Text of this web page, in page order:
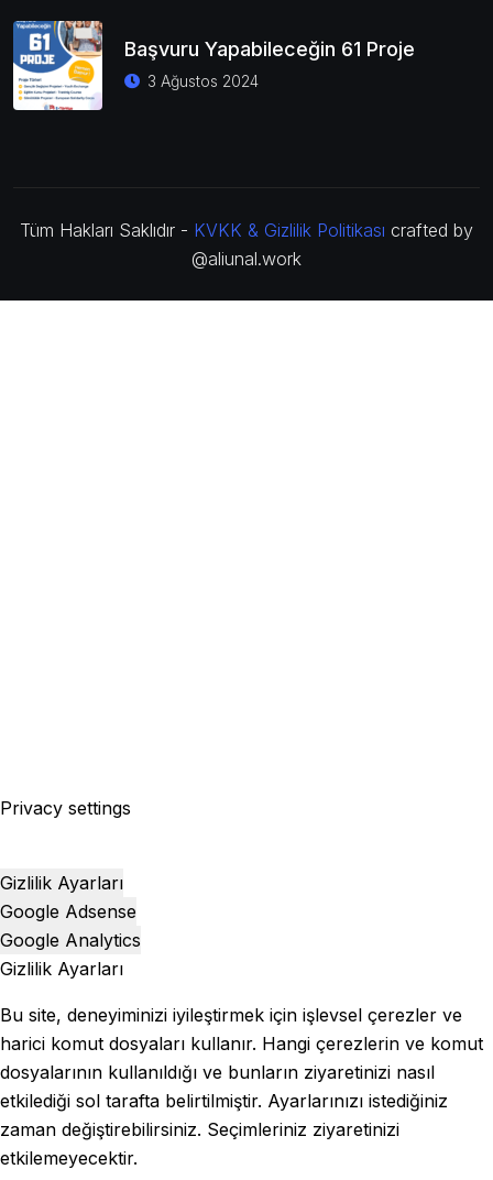
Başvuru Yapabileceğin 61 Proje
3 Ağustos 2024
Tüm Hakları Saklıdır - KVKK & Gizlilik Politikası crafted by
@aliunal.work
Privacy settings
Gizlilik Ayarları
Google Adsense
Google Analytics
Gizlilik Ayarları
Bu site, deneyiminizi iyileştirmek için işlevsel çerezler ve
harici komut dosyaları kullanır. Hangi çerezlerin ve komut
dosyalarının kullanıldığı ve bunların ziyaretinizi nasıl
etkilediği sol tarafta belirtilmiştir. Ayarlarınızı istediğiniz
zaman değiştirebilirsiniz. Seçimleriniz ziyaretinizi
etkilemeyecektir.